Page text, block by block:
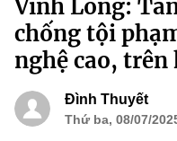
Vĩnh Long:
chống tội
nghệ cao,
Đình Thuyết
Thứ ba, 08/07/